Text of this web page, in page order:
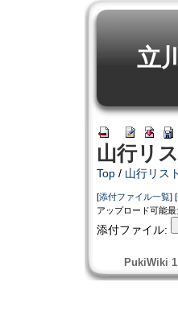
立
山行リ
Top / 山行リスト
[添付ファイル一覧] [
アップロード可能最
添付ファイル:
PukiWiki